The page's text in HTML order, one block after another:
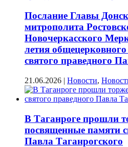
Послание Главы
митрополита
Новочеркасского
летия
святого праведного
21.06.2026 | Новости,
В Таганроге прошли
посвященные памяти
Павла Таганрогского